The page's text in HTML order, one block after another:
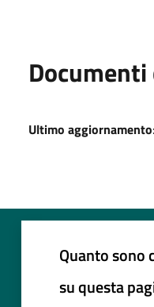
Ultimo aggiornamento
Quanto sono
su questa